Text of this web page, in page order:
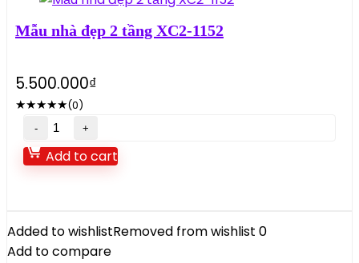
Mẫu nhà đẹp 2 tầng XC2-1152
5.500.000₫
★★★★★(0)
Mẫu
nhà
đẹp
XC2-
1152
Add to cart
Added to wishlistRemoved from wishlist 0
Add to compare